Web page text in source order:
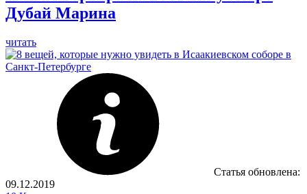
Дубай Марина
читать
Статья обновлена:
09.12.2019